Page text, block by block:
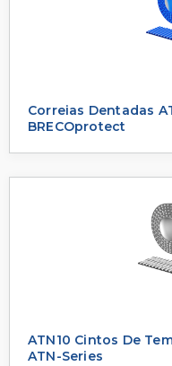
Correias Dentadas
BRECOprotect
ATN10 Cintos De
ATN-Series